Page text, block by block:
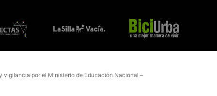
vigilancia por el Ministerio de Educación Nacional –